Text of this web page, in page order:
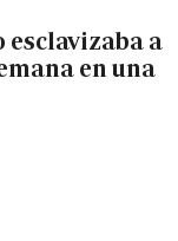
a
en una